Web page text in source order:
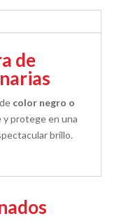
de
color negro o
y protege en una
brillo.